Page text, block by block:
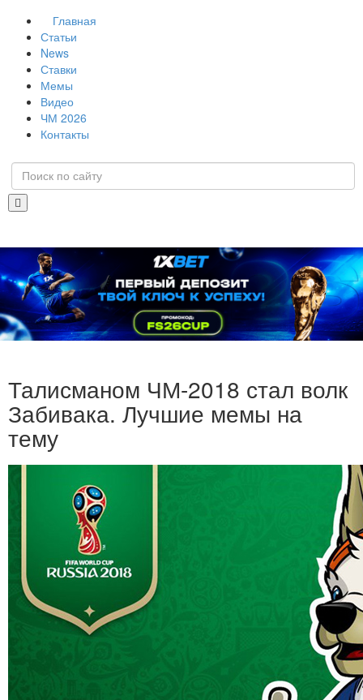
Главная
Статьи
News
Ставки
Мемы
Видео
ЧМ 2026
Контакты
Талисманом ЧМ-2018 стал волк
Забивака. Лучшие мемы на
тему